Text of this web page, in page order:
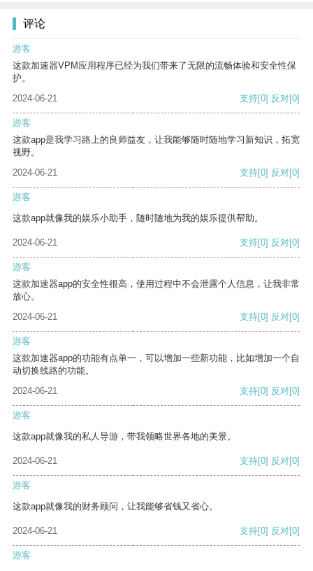
评论
游客
这款加速器VPM应用程序已经为我们带来了无限的流畅体验和安全性保
护。
2024-06-21
支持[0] 反对[0]
游客
这款app是我学习路上的良师益友，让我能够随时随地学习新知识，拓宽
视野。
2024-06-21
支持[0] 反对[0]
游客
这款app就像我的娱乐小助手，随时随地为我的娱乐提供帮助。
2024-06-21 支持[0] 反对[0]
游客
这款加速器app的安全性很高，使用过程中不会泄露个人信息，让我非常
放心。
2024-06-21
支持[0] 反对[0]
游客
这款加速器app的功能有点单一，可以增加一些新功能，比如增加一个自
动切换线路的功能。
2024-06-21
支持[0] 反对[0]
游客
这款app就像我的私人导游，带我领略世界各地的美景。
2024-06-21 支持[0] 反对[0]
游客
这款app就像我的财务顾问，让我能够省钱又省心。
2024-06-21 支持[0] 反对[0]
游客